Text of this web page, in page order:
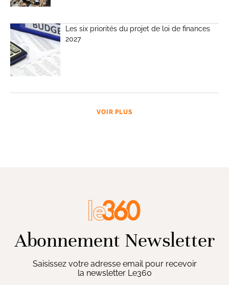
Les six priorités du projet de loi de finances
2027
VOIR PLUS
Abonnement Newsletter
Saisissez votre adresse email pour recevoir
la newsletter Le360